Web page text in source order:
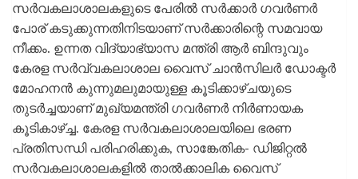
സര്‍വകലാശാലകളുടെ പേരിൽ സര്‍ക്കാര്‍ ഗവര്‍ണര്‍
പോര് കടുക്കുന്നതിനിടയാണ് സര്‍ക്കാരിന്റെ സമവായ
നീക്കം. ഉന്നത വിദ്യാഭ്യാസ മന്ത്രി ആര്‍ ബിന്ദുവും
കേരള സര്‍വ്വകലാശാല വൈസ് ചാന്‍സിലര്‍ ഡോക്ടര്‍
മോഹനന്‍ കുന്നുമലുമായുള്ള കൂടിക്കാഴ്ചയുടെ
തുടര്‍ച്ചയാണ് മുഖ്യമന്ത്രി ഗവര്‍ണര്‍ നിര്‍ണായക
കൂടികാഴ്ച്ച. കേരള സര്‍വകലാശാലയിലെ ഭരണ
പ്രതിസന്ധി പരിഹരിക്കുക, സാങ്കേതിക- ഡിജിറ്റല്‍
സര്‍വകലാശാലകളില്‍ താല്‍ക്കാലിക വൈസ്